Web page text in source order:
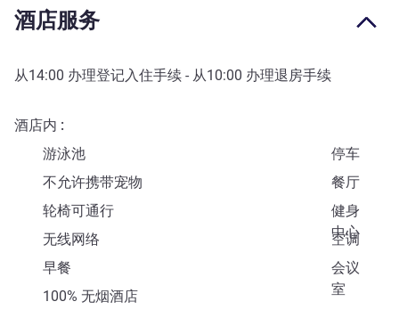
酒店服务
从14:00 办理登记入住手续 - 从10:00 办理退房手续
酒店内
游泳池
停车
不允许携带宠物
餐厅
轮椅可通行
健身
中心
无线网络
空调
早餐
会议
室
100% 无烟酒店